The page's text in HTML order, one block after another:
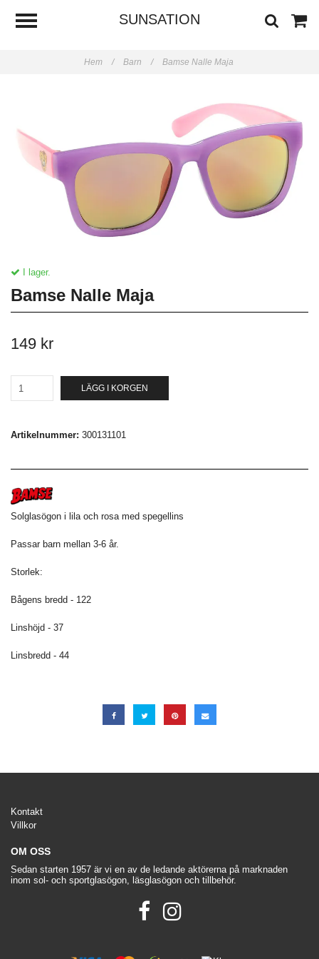
SUNSATION
Hem / Barn / Bamse Nalle Maja
I lager.
Bamse Nalle Maja
149 kr
LÄGG I KORGEN
Artikelnummer: 300131101
Solglasögon i lila och rosa med spegellins
Passar barn mellan 3-6 år.
Storlek:
Bågens bredd - 122
Linshöjd - 37
Linsbredd - 44
Kontakt
Villkor
OM OSS
Sedan starten 1957 är vi en av de ledande aktörerna på marknaden
inom sol- och sportglasögon, läsglasögon och tillbehör.